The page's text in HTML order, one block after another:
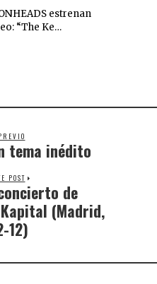
estrenan
“The Ke…
tema inédito
POST
de
Kapital (Madrid,
12)